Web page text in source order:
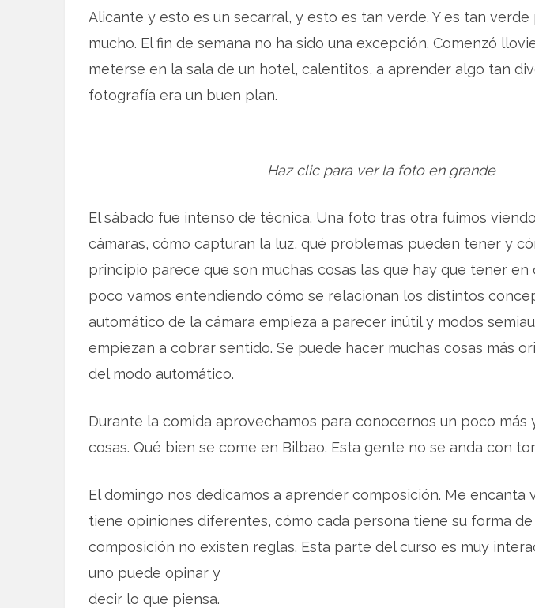
Alicante y esto es un secarral, y esto es tan verde. Y es tan
mucho. El fin de semana no ha sido una excepción. Comenzó
meterse en la sala de un hotel, calentitos, a aprender algo tan
fotografía era un buen plan.
Haz clic para ver la foto en grande
El sábado fue intenso de técnica. Una foto tras otra fuimos
cámaras, cómo capturan la luz, qué problemas pueden tener y
principio parece que son muchas cosas las que hay que tener
poco vamos entendiendo cómo se relacionan los distintos
automático de la cámara empieza a parecer inútil y modos
empiezan a cobrar sentido. Se puede hacer muchas cosas más
del modo automático.
Durante la comida aprovechamos para conocernos un poco más
cosas. Qué bien se come en Bilbao. Esta gente no se anda con
El domingo nos dedicamos a aprender composición. Me encanta
tiene opiniones diferentes, cómo cada persona tiene su forma
composición no existen reglas. Esta parte del curso es muy
uno puede opinar y
decir lo que piensa.